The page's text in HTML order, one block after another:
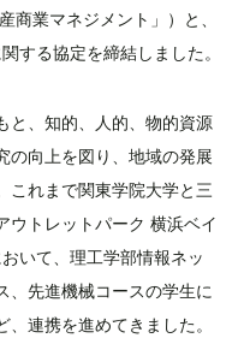
業マネジメント」）と、
する協定を締結しました。
と、知的、人的、物的資源
の向上を図り、地域の発展
これまで関東学院大学と三
ウトレットパーク 横浜ベイ
いて、理工学部情報ネッ
、先進機械コースの学生に
連携を進めてきました。